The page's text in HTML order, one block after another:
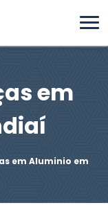
em
em Aluminio em